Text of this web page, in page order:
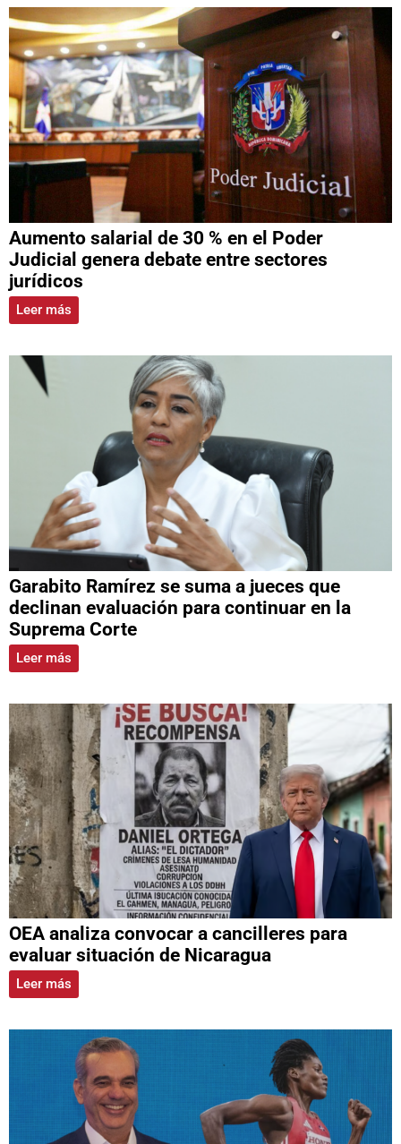
Aumento salarial de 30 % en el Poder
Judicial genera debate entre sectores
jurídicos
Leer más
Garabito Ramírez se suma a jueces que
declinan evaluación para continuar en la
Suprema Corte
Leer más
OEA analiza convocar a cancilleres para
evaluar situación de Nicaragua
Leer más